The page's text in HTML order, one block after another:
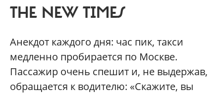
THE NEW TIMES
Анекдот каждого дня: час пик, такси
медленно пробирается по Москве.
Пассажир очень спешит и, не выдержав,
обращается к водителю: «Скажите, вы